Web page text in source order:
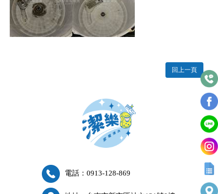
回上一頁
電話：0913-128-869